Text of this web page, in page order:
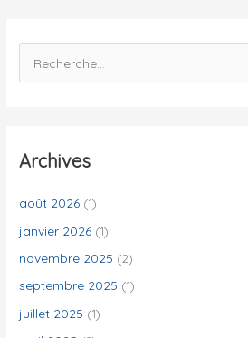
e
e
c
h
:
Archives
août 2026 (1)
janvier 2026 (1)
novembre 2025 (2)
septembre 2025 (1)
juillet 2025 (1)